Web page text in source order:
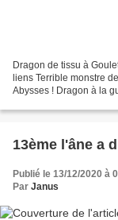
Dragon de tissu à
liens Terrible monstre
Abysses ! Dragon à la
13ème l'âne a
Publié le 13/12/2020 à
Par Janus